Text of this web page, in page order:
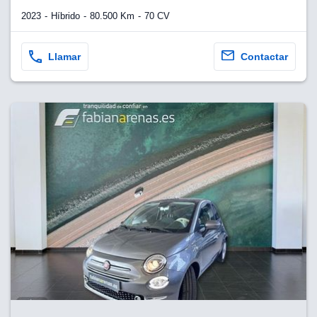
2023 Híbrido 80.500 Km 70 CV
Llamar Contactar